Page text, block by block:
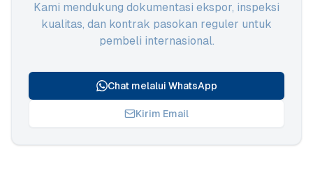
Kami mendukung dokumentasi ekspor, inspeksi
kualitas, dan kontrak pasokan reguler untuk
pembeli internasional.
Chat melalui WhatsApp
Kirim Email